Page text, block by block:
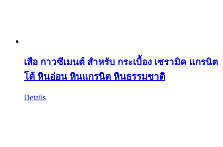
เสือ กาวซีเมนต์ สำหรับ กระเบื้อง เซรามิค แกรนิต
โต้ หินอ่อน หินแกรนิต หินธรรมชาติ
Details